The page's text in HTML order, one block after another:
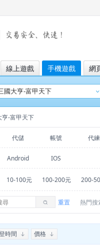
線上遊戲 手機遊戲 網
亨-富甲天下
代儲 帳號 代練
Android IOS
10-100元 100-200元 200-
重置 熱門搜
時間 價格